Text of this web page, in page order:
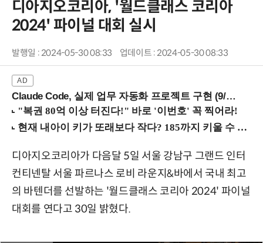
디아지오코리아, '월드클래스 코리아
2024' 파이널 대회 실시
발행일 : 2024-05-30 08:33 업데이트 : 2024-05-30 08:33
Claude Code, 실제 업무 자동화 프로젝트 구현 (9/16 ~17 강남역)
디아지오코리아가 다음달 5일 서울 강남구 그랜드 인터
컨티넨탈 서울 파르나스 로비 라운지&바에서 국내 최고
의 바텐더를 선발하는 '월드클래스 코리아 2024' 파이널
대회를 연다고 30일 밝혔다.